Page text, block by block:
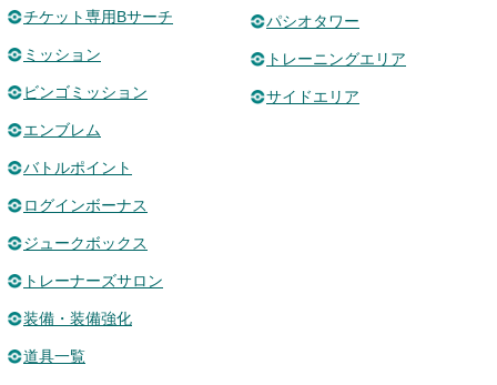
チケット専用Bサーチ
ミッション
ビンゴミッション
エンブレム
バトルポイント
ログインボーナス
ジュークボックス
トレーナーズサロン
装備・装備強化
道具一覧
パシオタワー
トレーニングエリア
サイドエリア